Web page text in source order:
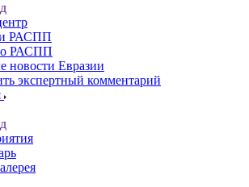
РАСПП
о РАСПП
новости Евразии
экспертный комментарий